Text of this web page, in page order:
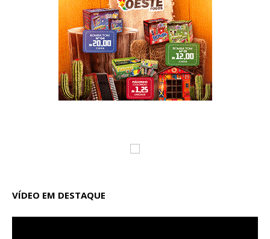
VÍDEO EM DESTAQUE